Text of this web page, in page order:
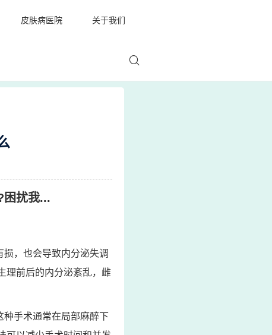
皮肤病医院 关于我们
困扰我...
，也会导致内分泌失调
理前后的内分泌紊乱，雌
手术通常在局部麻醉下